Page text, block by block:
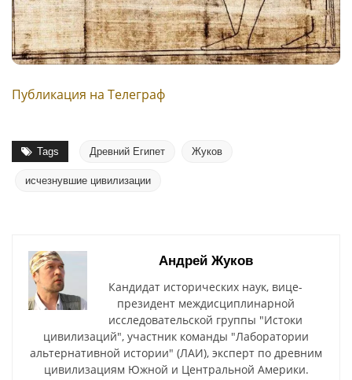
Публикация на Телеграф
Tags Древний Египет Жуков
исчезнувшие цивилизации
Андрей Жуков
Кандидат исторических наук, вице-
президент междисциплинарной
исследовательской группы "Истоки
цивилизаций", участник команды "Лаборатории
альтернативной истории" (ЛАИ), эксперт по древним
цивилизациям Южной и Центральной Америки.